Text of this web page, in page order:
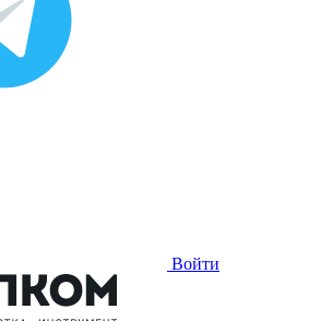
Войти